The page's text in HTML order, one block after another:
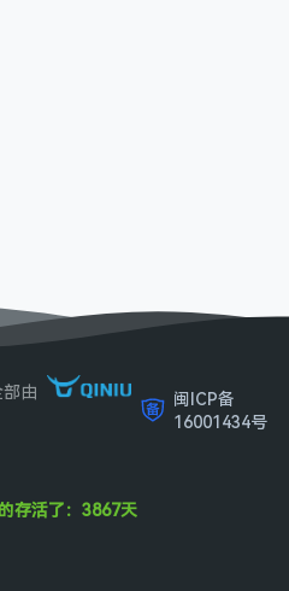
由
存活了：3867天
闽ICP备
16001434号